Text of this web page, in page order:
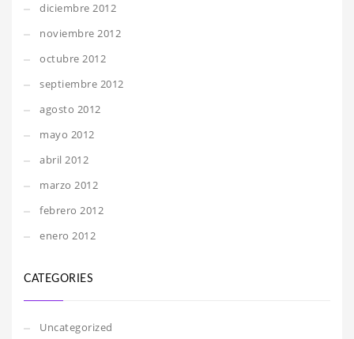
diciembre 2012
noviembre 2012
octubre 2012
septiembre 2012
agosto 2012
mayo 2012
abril 2012
marzo 2012
febrero 2012
enero 2012
CATEGORIES
Uncategorized